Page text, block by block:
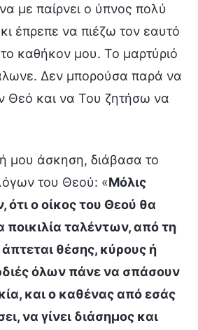
με παίρνει ο ύπνος πολύ
έπρεπε να πιέζω τον εαυτό
καθήκον μου. Το μαρτύριό
Δεν μπορούσα παρά να
Θεό και να Του ζητήσω να
μου άσκηση, διάβασα το
του Θεού: «Μόλις
ότι ο οίκος του Θεού θα
ποικιλία ταλέντων, από τη
θέσης, κύρους ή
όλων πάνε να σπάσουν
και ο καθένας από εσάς
να γίνει διάσημος και